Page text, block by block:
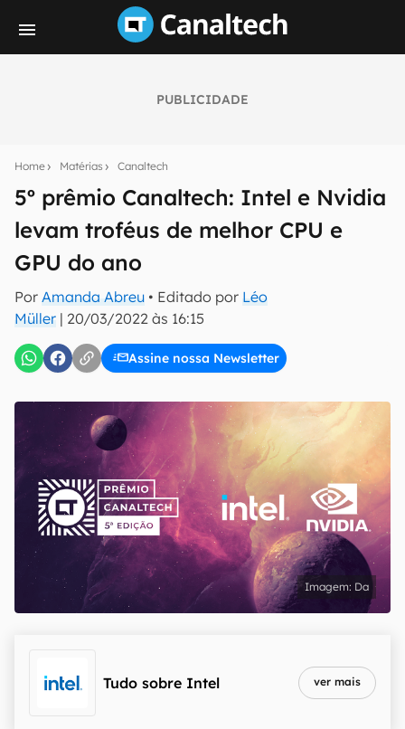
PUBLICIDADE
Home Matérias Canaltech
5º prêmio Canaltech: Intel e Nvidia
levam troféus de melhor CPU e
GPU do ano
Por Amanda Abreu • Editado por Léo
Müller | 20/03/2022 às 16:15
Assine nossa Newsletter
notícias e reviews sobre tecnologia em primeira
mão.
E-mail
inscreva-se
Confirmo que li, aceito e concordo com os Termos de
Uso e Política de Privacidade do Canaltech.
Da
Tudo sobre Intel ver mais